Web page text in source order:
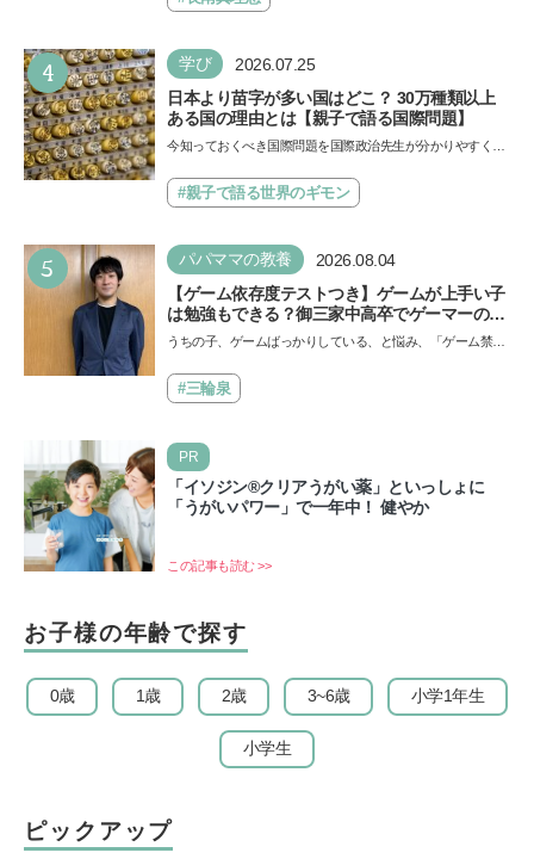
4 学び 2026.07.25
日本より苗字が多い国はどこ？ 30万種類以上
ある国の理由とは【親子で語る国際問題】
今知っておくべき国際問題を国際政治先生が分かりやすく解
類…#親子で語る世界のギモン
5 パパママの教養 2026.08.04
【ゲーム依存度テストつき】ゲームが上手い子
は勉強もできる？御三家中高卒でゲーマーの医
師・阿部智史さんが教えるゲームしながら受験
うちの子、ゲームばっかりしている、と悩み、「ゲーム禁
も…#三輪泉
PR
「イソジン®クリアうがい薬」といっしょに
「うがいパワー」で一年中！ 健やか
この記事も読む >>
お子様の年齢で探す
0歳 1歳 2歳 3~6歳 小学1年生
小学生
ピックアップ